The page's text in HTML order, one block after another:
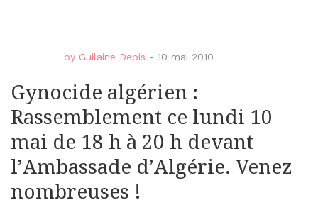
by Guilaine Depis - 10 mai 2010
Gynocide algérien :
Rassemblement ce lundi 10
mai de 18 h à 20 h devant
l’Ambassade d’Algérie. Venez
nombreuses !